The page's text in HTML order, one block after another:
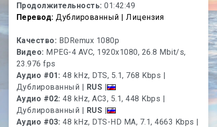
Продолжительность:01:42:49
Перевод: Дублированный | Лицензия
Качество: BDRemux 1080p
Видео: MPEG-4 AVC, 1920x1080, 26.8 Mbit/s,
23.976 fps
Аудио #01:48 kHz, DTS, 5.1, 768 Kbps |
Дублированный | RUS |
Аудио #02:48 kHz, AC3, 5.1, 448 Kbps |
Дублированный | RUS |
Аудио #03:48 kHz, DTS-HD MA, 7.1, 4663 Kbps |